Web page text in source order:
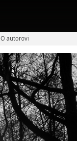
O autorovi